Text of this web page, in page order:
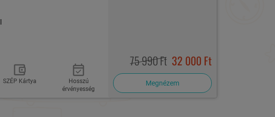
SZÉP Kártya
Hosszú
érvényesség
75 990 Ft 32 000 Ft
Megnézem